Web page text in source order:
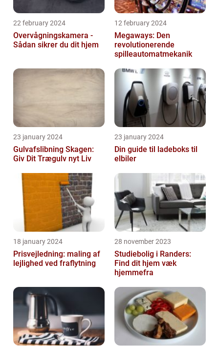
22 february 2024
Overvågningskamera -
Sådan sikrer du dit hjem
12 february 2024
Megaways: Den
revolutionerende
spilleautomatmekanik
23 january 2024
Gulvafslibning Skagen:
Giv Dit Trægulv nyt Liv
23 january 2024
Din guide til ladeboks til
elbiler
18 january 2024
Prisvejledning: maling af
lejlighed ved fraflytning
28 november 2023
Studiebolig i Randers:
Find dit hjem væk
hjemmefra